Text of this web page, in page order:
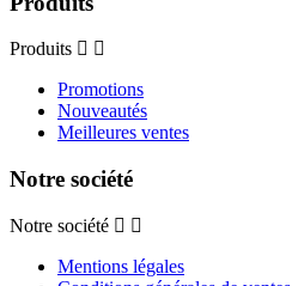
Produits
Promotions
Nouveautés
Meilleures ventes
Notre société
Notre société
Mentions légales